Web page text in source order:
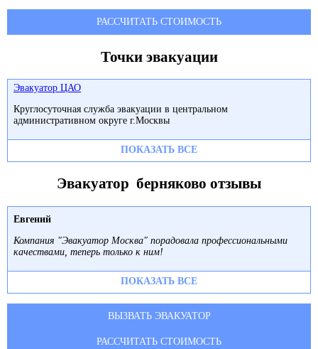
РАССЧИТАТЬ СТОИМОСТЬ
Точки эвакуации
Эвакуатор ЦАО
Круглосуточная служба эвакуации в центральном
административном округе г.Москвы
ПОКАЗАТЬ ВСЕ
Эвакуатор берняково отзывы
Евгений
Компания "Эвакуатор Москва" порадовала профессиональными
качествами, теперь только к ним!
ПОКАЗАТЬ ВСЕ
ВЫЗВАТЬ ЭВАКУАТОР
РАССЧИТАТЬ СТОИМОСТЬ